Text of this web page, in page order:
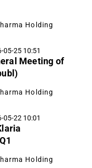
Holding
05-25 10:51
Meeting of
Holding
05-22 10:01
Holding